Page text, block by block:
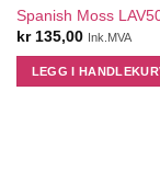
Spanish Moss
kr135,00 Ink.MVA
LEGG I